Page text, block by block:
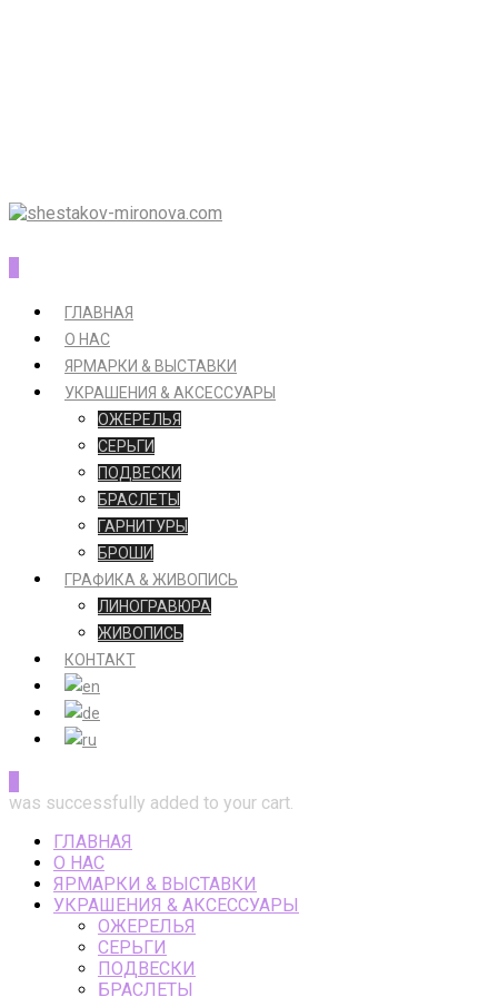
ГЛАВНАЯ
О НАС
ЯРМАРКИ & ВЫСТАВКИ
УКРАШЕНИЯ & АКСЕССУАРЫ
ОЖЕРЕЛЬЯ
СЕРЬГИ
ПОДВЕСКИ
БРАСЛЕТЫ
ГАРНИТУРЫ
БРОШИ
ГРАФИКА & ЖИВОПИСЬ
ЛИНОГРАВЮРА
ЖИВОПИСЬ
КОНТАКТ
was successfully added to your cart.
ГЛАВНАЯ
О НАС
ЯРМАРКИ & ВЫСТАВКИ
УКРАШЕНИЯ & АКСЕССУАРЫ
ОЖЕРЕЛЬЯ
СЕРЬГИ
ПОДВЕСКИ
БРАСЛЕТЫ